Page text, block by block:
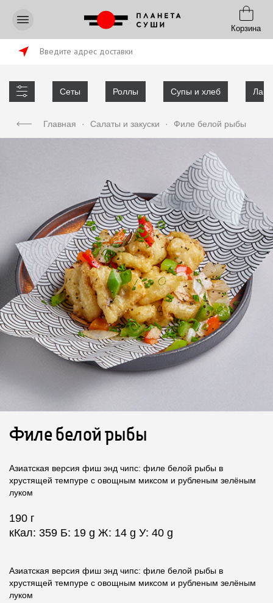
Корзина
Введите адрес доставки
Сеты Роллы Супы и хлеб
Главная · Салаты и закуски · Филе белой рыбы
Филе белой рыбы
Азиатская версия фиш энд чипс: филе белой рыбы в
хрустящей темпуре с овощным миксом и рубленым зелёным
луком
190 г
кКал: 359 Б: 19 g Ж: 14 g У: 40 g
Азиатская версия фиш энд чипс: филе белой рыбы в
хрустящей темпуре с овощным миксом и рубленым зелёным
луком